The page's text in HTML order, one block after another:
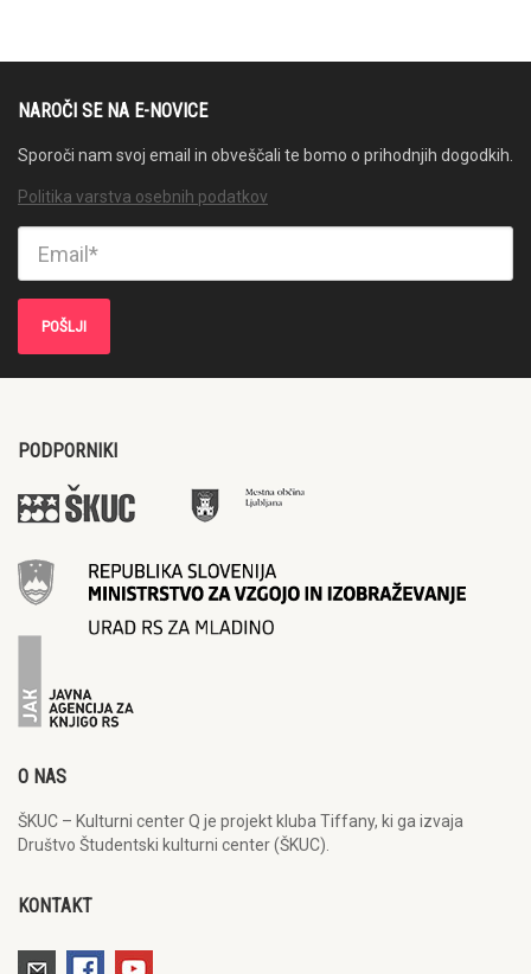
NAROČI SE NA E-NOVICE
Sporoči nam svoj email in obveščali te bomo o prihodnjih dogodkih.
Politika varstva osebnih podatkov
PODPORNIKI
O NAS
ŠKUC – Kulturni center Q je projekt kluba Tiffany, ki ga izvaja
Društvo Študentski kulturni center (ŠKUC).
KONTAKT